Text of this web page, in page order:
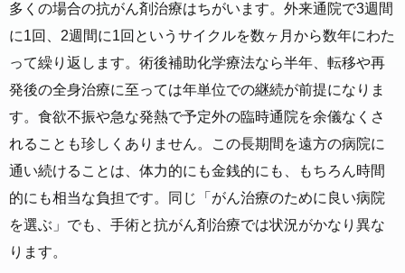
多くの場合の抗がん剤治療はちがいます。外来通院で3週間
に1回、2週間に1回というサイクルを数ヶ月から数年にわた
って繰り返します。術後補助化学療法なら半年、転移や再
発後の全身治療に至っては年単位での継続が前提になりま
す。食欲不振や急な発熱で予定外の臨時通院を余儀なくさ
れることも珍しくありません。この長期間を遠方の病院に
通い続けることは、体力的にも金銭的にも、もちろん時間
的にも相当な負担です。同じ「がん治療のために良い病院
を選ぶ」でも、手術と抗がん剤治療では状況がかなり異な
ります。